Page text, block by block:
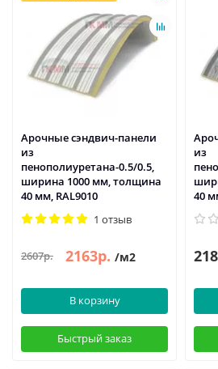
Арочные сэндвич-панели
из
пенополиуретана-0.5/0.5,
ширина 1000 мм, толщина
40 мм, RAL9010
1 отзыв
2607р. 2163р. /м2
В корзину
Быстрый заказ
из
40